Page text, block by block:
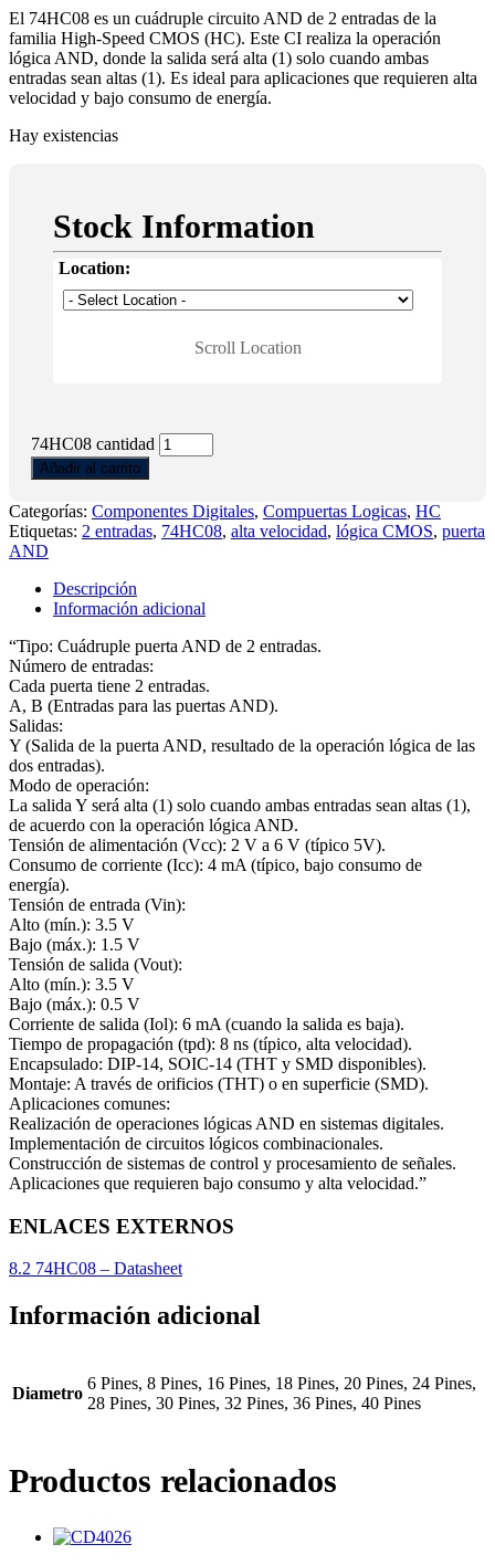
El 74HC08 es un cuádruple circuito AND de 2 entradas de la
familia High-Speed CMOS (HC). Este CI realiza la operación
lógica AND, donde la salida será alta (1) solo cuando ambas
entradas sean altas (1). Es ideal para aplicaciones que requieren alta
velocidad y bajo consumo de energía.
Hay existencias
Stock Information
Location:
Scroll Location
74HC08 cantidad
Añadir al carrito
Categorías: Componentes Digitales, Compuertas Logicas, HC
Etiquetas: 2 entradas, 74HC08, alta velocidad, lógica CMOS, puerta
AND
Descripción
Información adicional
“Tipo: Cuádruple puerta AND de 2 entradas.
Número de entradas:
Cada puerta tiene 2 entradas.
A, B (Entradas para las puertas AND).
Salidas:
Y (Salida de la puerta AND, resultado de la operación lógica de las
dos entradas).
Modo de operación:
La salida Y será alta (1) solo cuando ambas entradas sean altas (1),
de acuerdo con la operación lógica AND.
Tensión de alimentación (Vcc): 2 V a 6 V (típico 5V).
Consumo de corriente (Icc): 4 mA (típico, bajo consumo de
energía).
Tensión de entrada (Vin):
Alto (mín.): 3.5 V
Bajo (máx.): 1.5 V
Tensión de salida (Vout):
Alto (mín.): 3.5 V
Bajo (máx.): 0.5 V
Corriente de salida (Iol): 6 mA (cuando la salida es baja).
Tiempo de propagación (tpd): 8 ns (típico, alta velocidad).
Encapsulado: DIP-14, SOIC-14 (THT y SMD disponibles).
Montaje: A través de orificios (THT) o en superficie (SMD).
Aplicaciones comunes:
Realización de operaciones lógicas AND en sistemas digitales.
Implementación de circuitos lógicos combinacionales.
Construcción de sistemas de control y procesamiento de señales.
Aplicaciones que requieren bajo consumo y alta velocidad.”
ENLACES EXTERNOS
8.2 74HC08 – Datasheet
Información adicional
Diametro
6 Pines, 8 Pines, 16 Pines, 18 Pines, 20 Pines, 24 Pines,
28 Pines, 30 Pines, 32 Pines, 36 Pines, 40 Pines
Productos relacionados